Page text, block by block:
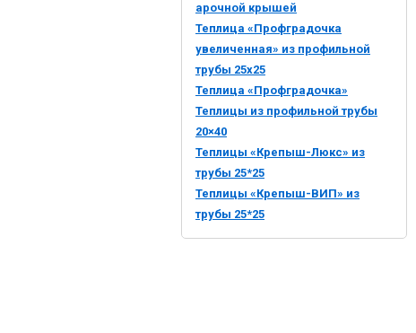
арочной крышей
Теплица «Профградочка
увеличенная» из профильной
трубы 25х25
Теплица «Профградочка»
Теплицы из профильной трубы
20×40
Теплицы «Крепыш-Люкс» из
трубы 25*25
Теплицы «Крепыш-ВИП» из
трубы 25*25